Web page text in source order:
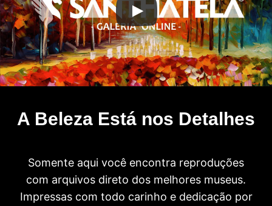
A Beleza Está nos Detalhes
Somente aqui você encontra reproduções
com arquivos direto dos melhores museus.
Impressas com todo carinho e dedicação por